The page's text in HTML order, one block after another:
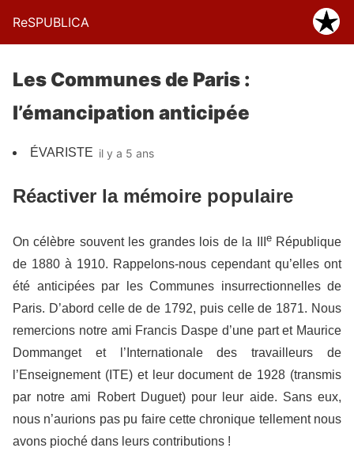
ReSPUBLICA
Les Communes de Paris :
l’émancipation anticipée
ÉVARISTE il y a 5 ans
Réactiver la mémoire populaire
On célèbre souvent les grandes lois de la III eRépublique
de 1880 à 1910. Rappelons-nous cependant qu’elles ont
été anticipées par les Communes insurrectionnelles de
Paris. D’abord celle de de 1792, puis celle de 1871. Nous
remercions notre ami Francis Daspe d’une part et Maurice
Dommanget et l’Internationale des travailleurs de
l’Enseignement (ITE) et leur document de 1928 (transmis
par notre ami Robert Duguet) pour leur aide. Sans eux,
nous n’aurions pas pu faire cette chronique tellement nous
avons pioché dans leurs contributions !